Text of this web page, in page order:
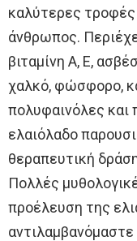
καλύτερες
άνθρωπος.
βιταμίνη Α, Ε,
χαλκό, φώσφορο,
πολυφαινόλες και
ελαιόλαδο
θεραπευτική
Πολλές
προέλευση της